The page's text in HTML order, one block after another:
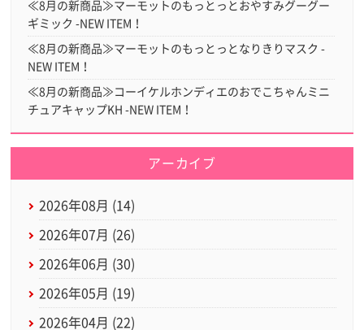
≪8月の新商品≫マーモットのもっとっとおやすみグーグー
ギミック -NEW ITEM！
≪8月の新商品≫マーモットのもっとっとなりきりマスク -
NEW ITEM！
≪8月の新商品≫コーイケルホンディエのおでこちゃんミニ
チュアキャップKH -NEW ITEM！
アーカイブ
2026年08月 (14)
2026年07月 (26)
2026年06月 (30)
2026年05月 (19)
2026年04月 (22)